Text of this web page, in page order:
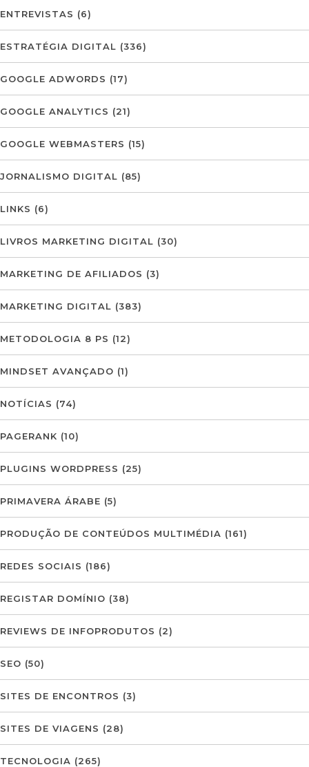
ENTREVISTAS (6)
ESTRATÉGIA DIGITAL (336)
GOOGLE ADWORDS (17)
GOOGLE ANALYTICS (21)
GOOGLE WEBMASTERS (15)
JORNALISMO DIGITAL (85)
LINKS (6)
LIVROS MARKETING DIGITAL (30)
MARKETING DE AFILIADOS (3)
MARKETING DIGITAL (383)
METODOLOGIA 8 PS (12)
MINDSET AVANÇADO (1)
NOTÍCIAS (74)
PAGERANK (10)
PLUGINS WORDPRESS (25)
PRIMAVERA ÁRABE (5)
PRODUÇÃO DE CONTEÚDOS MULTIMÉDIA (161)
REDES SOCIAIS (186)
REGISTAR DOMÍNIO (38)
REVIEWS DE INFOPRODUTOS (2)
SEO (50)
SITES DE ENCONTROS (3)
SITES DE VIAGENS (28)
TECNOLOGIA (265)